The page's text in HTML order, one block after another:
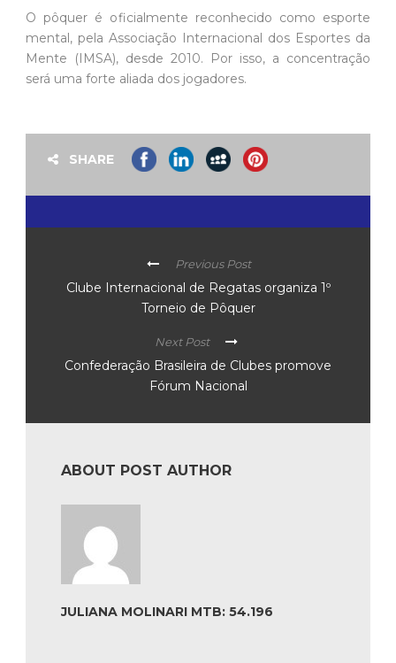
O pôquer é oficialmente reconhecido como esporte
mental, pela Associação Internacional dos Esportes da
Mente (IMSA), desde 2010. Por isso, a concentração
será uma forte aliada dos jogadores.
SHARE
Previous Post
Clube Internacional de Regatas organiza 1º
Torneio de Pôquer
Next Post
Confederação Brasileira de Clubes promove
Fórum Nacional
ABOUT POST AUTHOR
JULIANA MOLINARI MTB: 54.196